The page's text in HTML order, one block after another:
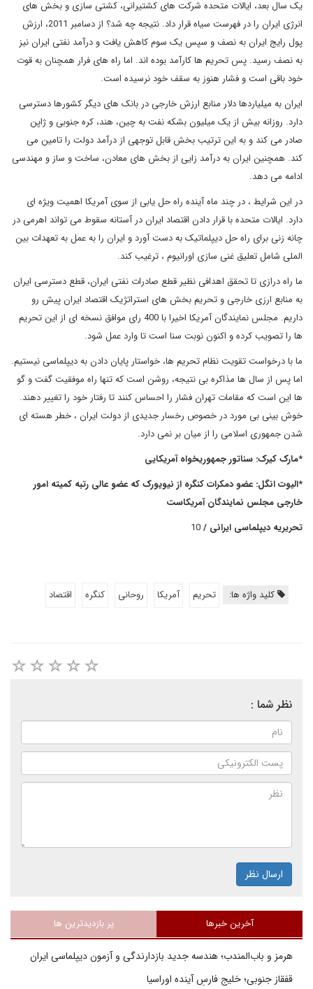
یک سال بعد، ایالات متحده شرکت های کشتیرانی، کشتی سازی و بخش های
انرژی ایران را در فهرست سیاه قرار داد. نتیجه چه شد؟ از دسامبر 2011، ارزش
پول رایج ایران به نصف و سپس یک سوم کاهش یافت و درآمد نفتی ایران نیز
به نصف رسید. پس تحریم ها کارآمد بوده اند. اما راه های فرار همچنان به قوت
خود باقی است و فشار هنوز به سقف خود نرسیده است.
ایران به میلیاردها دلار منابع ارزش خارجی در بانک های دیگر کشورها دسترسی
دارد. روزانه بیش از یک میلیون بشکه نفت به چین، هند، کره جنوبی و ژاپن
صادر می کند و به این ترتیب بخش قابل توجهی از درآمد دولت را تامین می
کند. همچنین ایران به درآمد زایی از بخش های معادن، ساخت و ساز و مهندسی
ادامه می دهد.
در این شرایط ، در چند ماه آینده راه حل یابی از سوی آمریکا اهمیت ویژه ای
دارد. ایالات متحده با قرار دادن اقتصاد ایران در آستانه سقوط می تواند اهرمی در
چانه زنی برای راه حل دیپلماتیک به دست آورد و ایران را به عمل به تعهدات بین
الملی شامل تعلیق غنی سازی اورانیوم ، ترغیب کند.
ما راه درازی تا تحقق اهدافی نظیر قطع صادرات نفتی ایران، قطع دسترسی ایران
به منابع ارزی خارجی و تحریم بخش های استراتژیک اقتصاد ایران پیش رو
داریم. مجلس نمایندگان آمریکا اخیرا با 400 رای موافق نسخه ای از این تحریم
ها را تصویب کرده و اکنون نوبت سنا است تا وارد عمل شود.
ما با درخواست تقویت نظام تحریم ها، خواستار پایان دادن به دیپلماسی نیستیم.
اما پس از سال ها مذاکره بی نتیجه، روشن است که تنها راه موفقیت گفت و گو
ها این است که مقامات تهران فشار را احساس کنند تا رفتار خود را تغییر دهند.
خوش بینی بی مورد در خصوص رخسار جدیدی از دولت ایران ، خطر هسته ای
شدن جمهوری اسلامی را از میان بر نمی دارد.
*مارک کیرک: سناتور جمهوریخواه آمریکایی
*الیوت انگل: عضو دمکرات کنگره از نیویورک که عضو عالی رتبه کمیته امور
خارجی مجلس نمایندگان آمریکاست
تحریریه دیپلماسی ایرانی /10
کلید واژه ها: تحریم آمریکا روحانی کنگره اقتصاد
نظر شما :
ارسال نظر
آخرین خبرها پر بازدیدترین ها
هرمز و باب‌المندب؛ هندسه جدید بازدارندگی و آزمون دیپلماسی ایران
قفقاز جنوبی؛ خلیج فارسِ آینده اوراسیا